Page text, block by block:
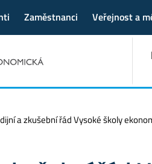
Zaměstnanci Veřejnost a
a zkušební řád Vysoké školy